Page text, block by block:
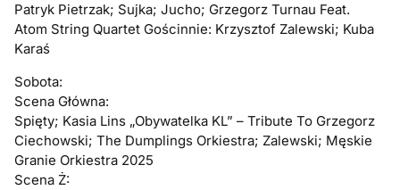
Patryk Pietrzak; Sujka; Jucho; Grzegorz Turnau Feat.
Atom String Quartet Gościnnie: Krzysztof Zalewski; Kuba
Karaś
Sobota:
Scena Główna:
Spięty; Kasia Lins „Obywatelka KL” – Tribute To Grzegorz
Ciechowski; The Dumplings Orkiestra; Zalewski; Męskie
Granie Orkiestra 2025
Scena Ż: